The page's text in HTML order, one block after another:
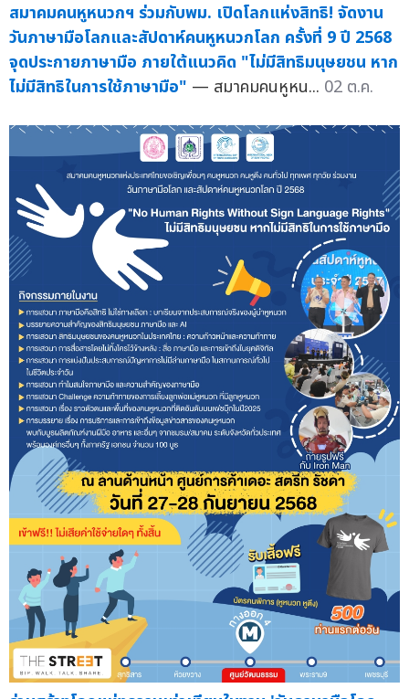
สมาคมคนหูหนวกฯ ร่วมกับพม. เปิดโลกแห่งสิทธิ! จัดงาน
วันภาษามือโลกและสัปดาห์คนหูหนวกโลก ครั้งที่ 9 ปี 2568
จุดประกายภาษามือ ภายใต้แนวคิด "ไม่มีสิทธิมนุษยชน หาก
ไม่มีสิทธิในการใช้ภาษามือ" — สมาคมคนหูหน... 02 ต.ค.